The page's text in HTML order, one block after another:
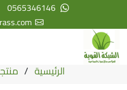
0565346146
الرئيسية